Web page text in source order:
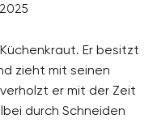
Er besitzt
zieht mit seinen
er mit der Zeit
durch Schneiden